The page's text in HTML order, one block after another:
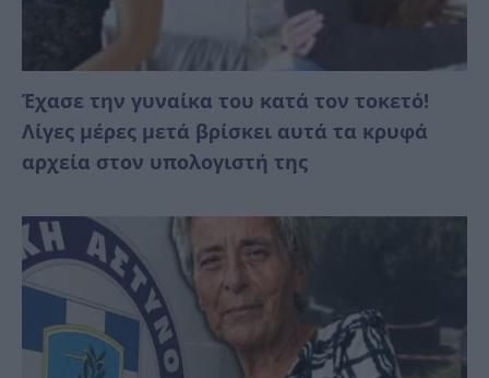
Έχασε την γυναίκα του κατά τον τοκετό!
Λίγες μέρες μετά βρίσκει αυτά τα κρυφά
αρχεία στον υπολογιστή της